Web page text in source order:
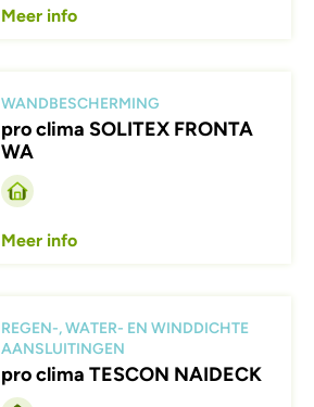
Meer info
WANDBESCHERMING
pro clima SOLITEX FRONTA
WA
Meer info
REGEN-, WATER- EN WINDDICHTE
AANSLUITINGEN
pro clima TESCON NAIDECK